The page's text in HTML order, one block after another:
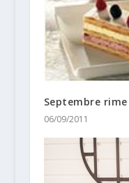
Septembre
06/09/2011